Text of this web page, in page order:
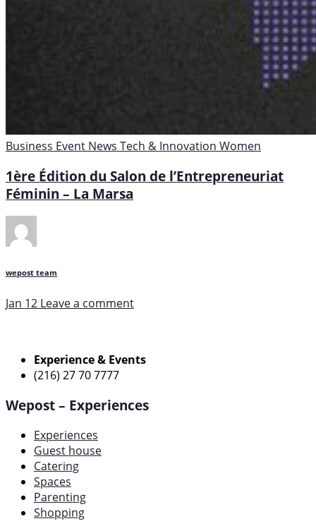
Business Event News Tech & Innovation Women
1ère Édition du Salon de l’Entrepreneuriat
Féminin – La Marsa
wepost team
Jan 12 Leave a comment
Experience & Events
(216) 27 70 7777
Wepost – Experiences
Experiences
Guest house
Catering
Spaces
Parenting
Shopping